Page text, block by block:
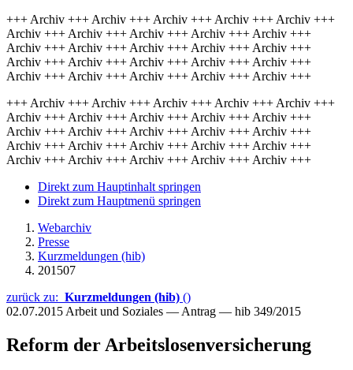
+++ Archiv +++ Archiv +++ Archiv +++ Archiv +++ Archiv +++
Archiv +++ Archiv +++ Archiv +++ Archiv +++ Archiv +++
Archiv +++ Archiv +++ Archiv +++ Archiv +++ Archiv +++
Archiv +++ Archiv +++ Archiv +++ Archiv +++ Archiv +++
Archiv +++ Archiv +++ Archiv +++ Archiv +++ Archiv +++
+++ Archiv +++ Archiv +++ Archiv +++ Archiv +++ Archiv +++
Archiv +++ Archiv +++ Archiv +++ Archiv +++ Archiv +++
Archiv +++ Archiv +++ Archiv +++ Archiv +++ Archiv +++
Archiv +++ Archiv +++ Archiv +++ Archiv +++ Archiv +++
Archiv +++ Archiv +++ Archiv +++ Archiv +++ Archiv +++
Direkt zum Hauptinhalt springen
Direkt zum Hauptmenü springen
Webarchiv
Presse
Kurzmeldungen (hib)
201507
zurück zu: Kurzmeldungen (hib) ()
02.07.2015 Arbeit und Soziales — Antrag — hib 349/2015
Reform der Arbeitslosenversicherung